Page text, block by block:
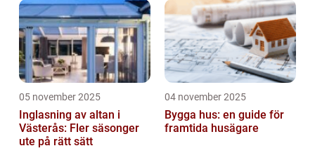
05 november 2025
Inglasning av altan i
Västerås: Fler säsonger
ute på rätt sätt
04 november 2025
Bygga hus: en guide för
framtida husägare